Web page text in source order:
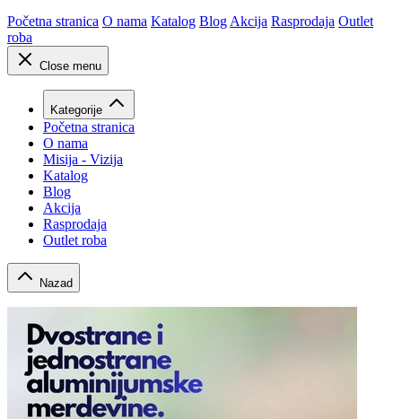
Početna stranica O nama Katalog Blog Akcija Rasprodaja Outlet
roba
Close menu
Kategorije
Početna stranica
O nama
Misija - Vizija
Katalog
Blog
Akcija
Rasprodaja
Outlet roba
Nazad